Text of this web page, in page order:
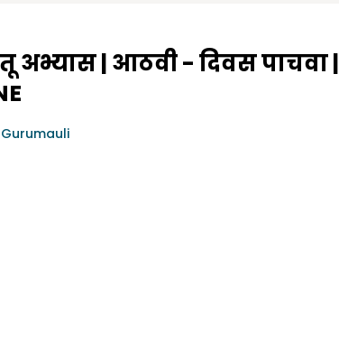
अभ्यास | आठवी - दिवस पाचवा
Gurumauli